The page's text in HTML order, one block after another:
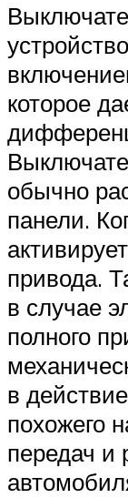
которое
обычно
панели.
привода.
в случае
полного
в
похожего
передач и